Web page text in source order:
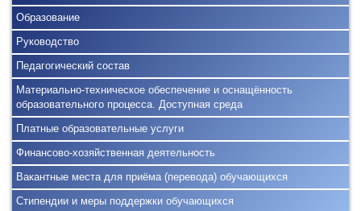
Образование
Руководство
Педагогический состав
Материально-техническое обеспечение и оснащённость
образовательного процесса. Доступная среда
Платные образовательные услуги
Финансово-хозяйственная деятельность
Вакантные места для приёма (перевода) обучающихся
Стипендии и меры поддержки обучающихся